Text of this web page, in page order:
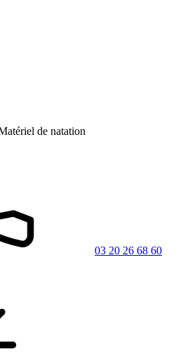
de natation
03 20 26 68 60